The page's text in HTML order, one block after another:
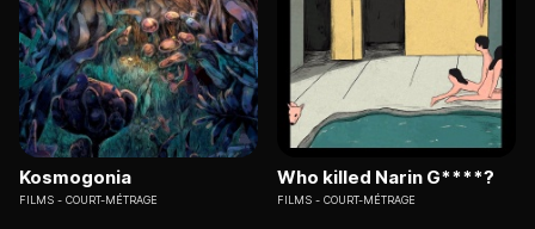
Kosmogonia
FILMS COURT-MÉTRAGE
Who killed Narin G****?
FILMS COURT-MÉTRAGE